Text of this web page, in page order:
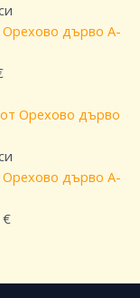
Орехово дърво A-
Орехово дърво A-
€